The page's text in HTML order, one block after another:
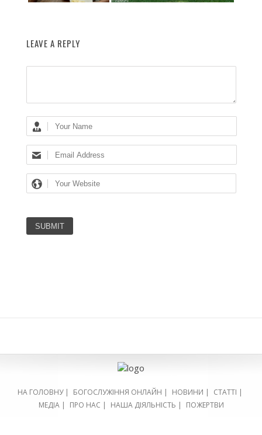
LEAVE A REPLY
НА ГОЛОВНУ| БОГОСЛУЖІННЯ ОНЛАЙН | НОВИНИ | СТАТТІ |
МЕДІА| ПРО НАС | НАША ДІЯЛЬНІСТЬ | ПОЖЕРТВИ